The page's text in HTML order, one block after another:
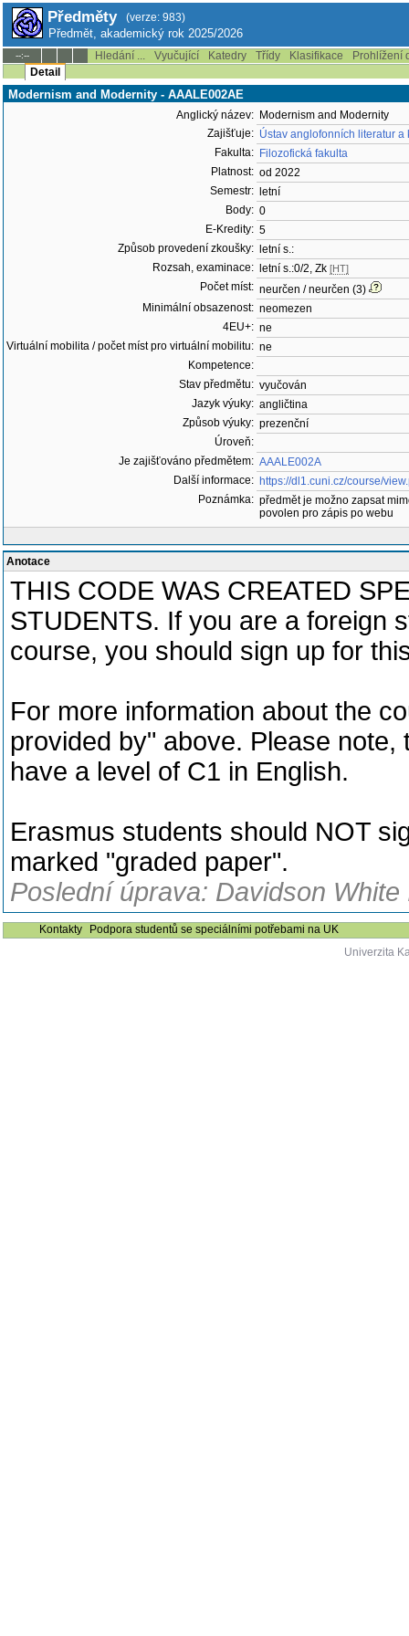
Předměty (verze: 983)
Předmět, akademický rok 2025/2026
--:-- Hledání ... Vyučující Katedry Třídy Klasifikace
Prohlížení
Detail
Modernism and Modernity - AAALE002AE
Anglický název: Modernism and Modernity
Zajišťuje: Ústav anglofonních literatur a
Fakulta: Filozofická fakulta
Platnost: od 2022
Semestr:
letní
Body: 0
E-Kredity: 5
Způsob provedení zkoušky:
letní s.:
Rozsah, examinace:
letní s.:0/2, Zk [HT]
Počet míst: neurčen / neurčen (3)
Minimální obsazenost: neomezen
4EU+: ne
Virtuální mobilita / počet míst pro virtuální mobilitu: ne
Kompetence:
Stav předmětu: vyučován
Jazyk výuky: angličtina
Způsob výuky: prezenční
Úroveň:
Je zajišťováno předmětem: AAALE002A
Další informace: https://dl1.cuni.cz/course/
Poznámka: předmět je možno zapsat
povolen pro zápis po webu
Anotace
THIS CODE WAS CREATED
STUDENTS. If you are a foreign
course, you should sign up for
For more information about the
provided by" above. Please
have a level of C1 in English.
Erasmus students should NOT
marked "graded paper".
Poslední úprava: Davidson
Kontakty
Podpora studentů se speciálními potřebami na UK
Univerzita